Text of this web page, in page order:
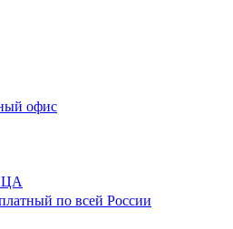
офис
по всей России